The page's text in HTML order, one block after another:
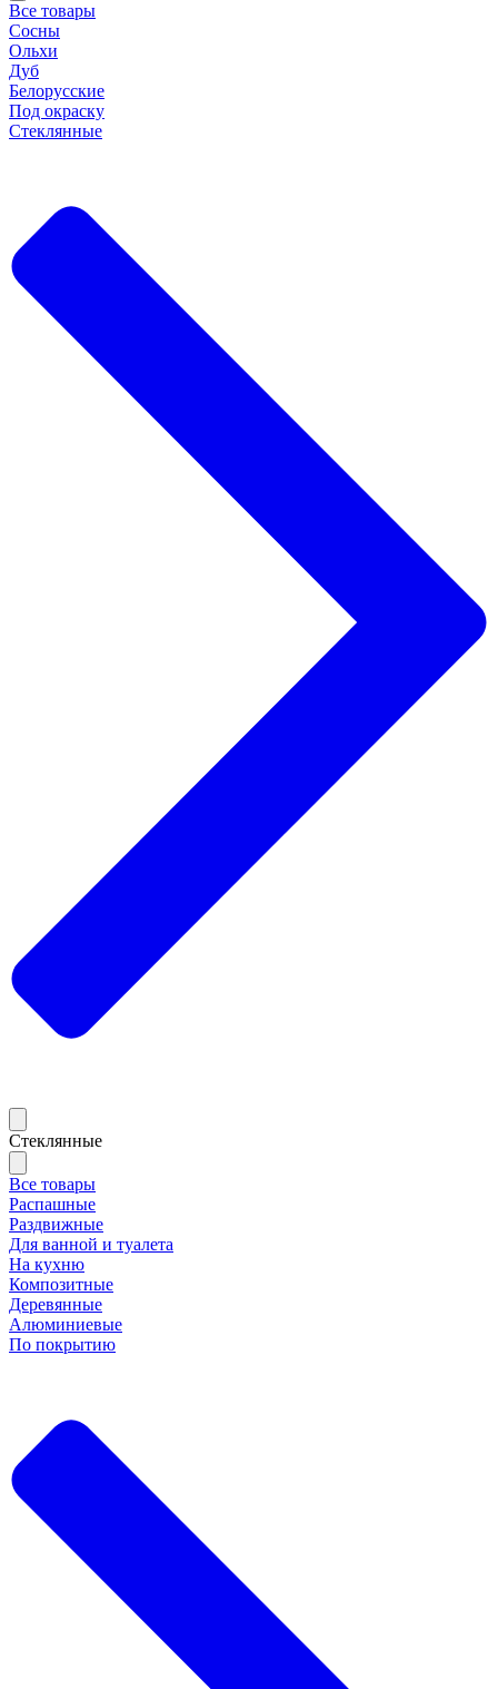
Все товары
Сосны
Ольхи
Дуб
Белорусские
Под окраску
Стеклянные
Стеклянные
Все товары
Распашные
Раздвижные
Для ванной и туалета
На кухню
Композитные
Деревянные
Алюминиевые
По покрытию